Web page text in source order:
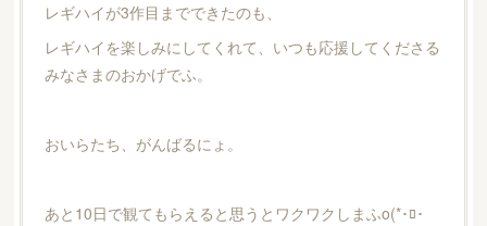
レギハイが3作目までできたのも、
レギハイを楽しみにしてくれて、いつも応援してくださる
みなさまのおかげでふ。
おいらたち、がんばるにょ。
あと10日で観てもらえると思うとワクワクしまふo(*･ﾛ･